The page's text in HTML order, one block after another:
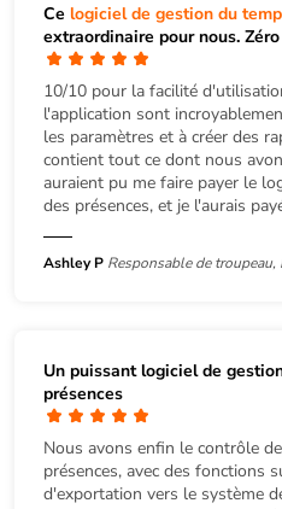
Ce logiciel de gestion du
extraordinaire pour nous.
10/10 pour la facilité
l'application sont
les paramètres et à créer des
contient tout ce dont nous
auraient pu me faire payer le
des présences, et je l'aurais
Ashley P Responsable de troupeau,
Un puissant logiciel de
présences
Nous avons enfin le contrôle
présences, avec des fonctions
d'exportation vers le système